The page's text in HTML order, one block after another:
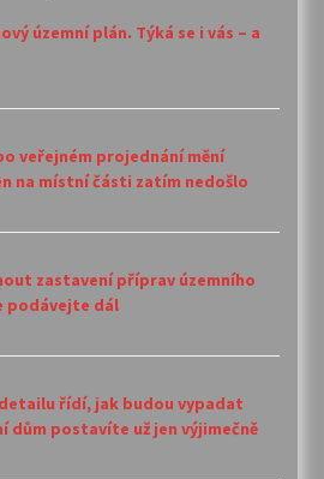
územní plán. Týká se i vás – a
veřejném projednání mění
na místní části zatím nedošlo
zastavení příprav územního
podávejte dál
řídí, jak budou vypadat
dům postavíte už jen výjimečně